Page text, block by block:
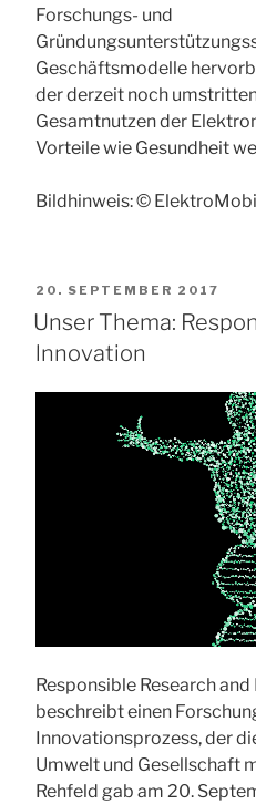
Forschungs- und
Geschäftsmodelle
der derzeit noch
Gesamtnutzen der
Vorteile wie Gesundheit
Bildhinweis: ©
VERÖFFENTLICHT
AM
20. SEPTEMBER 2017
Unser Thema:
lnnovation
Responsible Research
beschreibt einen
Innovationsprozess, der
Umwelt und Gesellschaft
Rehfeld gab am 20.